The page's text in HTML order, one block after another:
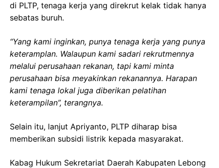
di PLTP, tenaga kerja yang direkrut kelak tidak hanya
sebatas buruh.
“Yang kami inginkan, punya tenaga kerja yang punya
keteramplan. Walaupun kami sadari rekrutmennya
melalui perusahaan rekanan, tapi kami minta
perusahaan bisa meyakinkan rekanannya. Harapan
kami tenaga lokal juga diberikan pelatihan
keterampilan”, terangnya.
Selain itu, lanjut Apriyanto, PLTP diharap bisa
memberikan subsidi listrik kepada masyarakat.
Kabag Hukum Sekretariat Daerah Kabupaten Lebong